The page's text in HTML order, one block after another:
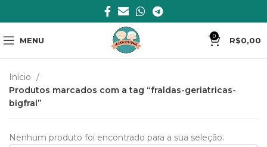
MENU 0 R$0,00
Início
Produtos marcados com a tag “fraldas-geriatricas-
bigfral”
Nenhum produto foi encontrado para a sua seleção.